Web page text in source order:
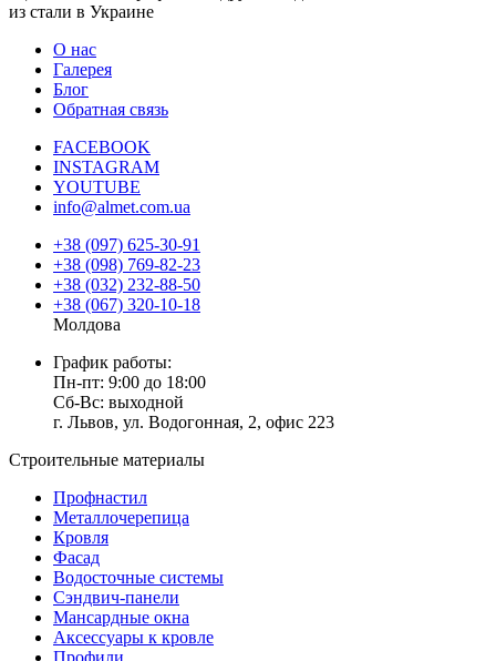
из стали в Украине
О нас
Галерея
Блог
Обратная связь
FACEBOOK
INSTAGRAM
YOUTUBE
info@almet.com.ua
+38 (097) 625-30-91
+38 (098) 769-82-23
+38 (032) 232-88-50
+38 (067) 320-10-18
Молдова
График работы:
Пн-пт: 9:00 до 18:00
Сб-Вс: выходной
г. Львов, ул. Водогонная, 2, офис 223
Строительные материалы
Профнастил
Металлочерепица
Кровля
Фасад
Водосточные системы
Сэндвич-панели
Мансардные окна
Аксессуары к кровле